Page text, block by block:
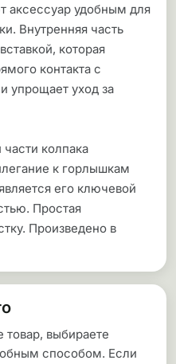
аксессуар удобным для
Внутренняя часть
которая
контакта с
упрощает уход за
колпака
к горлышкам
его ключевой
Простая
Произведено в
товар, выбираете
способом. Если